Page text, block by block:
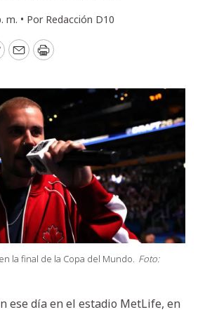
m. • Por Redacción D10
EmailPrint
la final de la Copa del Mundo. Foto:
ese día en el estadio MetLife, en